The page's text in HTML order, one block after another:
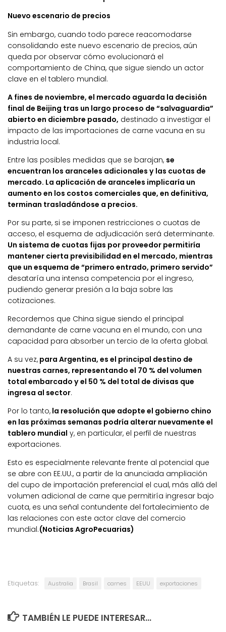
Nuevo escenario de precios
Sin embargo, cuando todo parece reacomodarse
consolidando este nuevo escenario de precios, aún
queda por observar cómo evolucionará el
comportamiento de China, que sigue siendo un actor
clave en el tablero mundial.
A fines de noviembre, el mercado aguarda la decisión
final de Beijing tras un largo proceso de “salvaguardia”
abierto en diciembre pasado, destinado a investigar el
impacto de las importaciones de carne vacuna en su
industria local.
Entre las posibles medidas que se barajan, se
encuentran los aranceles adicionales y las cuotas de
mercado. La aplicación de aranceles implicaría un
aumento en los costos comerciales que, en definitiva,
terminan trasladándose a precios.
Por su parte, si se imponen restricciones o cuotas de
acceso, el esquema de adjudicación será determinante.
Un sistema de cuotas fijas por proveedor permitiría
mantener cierta previsibilidad en el mercado, mientras
que un esquema de “primero entrado, primero servido”
desataría una intensa competencia por el ingreso,
pudiendo generar presión a la baja sobre las
cotizaciones.
Recordemos que China sigue siendo el principal
demandante de carne vacuna en el mundo, con una
capacidad para absorber un tercio de la oferta global.
A su vez, para Argentina, es el principal destino de
nuestras carnes, representando el 70 % del volumen
total embarcado y el 50 % del total de divisas que
ingresa al sector.
Por lo tanto, la resolución que adopte el gobierno chino
en las próximas semanas podría alterar nuevamente el
tablero mundial y, en particular, el perfil de nuestras
exportaciones.
Esto es especialmente relevante frente al potencial que
se abre con EE.UU., a partir de la anunciada ampliación
del cupo de importación preferencial el cual, más allá del
volumen adicional de carne que permitiría ingresar bajo
cuota, es una señal contundente del fortalecimiento de
las relaciones con este actor clave del comercio
mundial.(Noticias AgroPecuarias)
Etiquetas: Australia Brasil carnes EEUU exportaciones
TAMBIÉN LE PUEDE INTERESAR...